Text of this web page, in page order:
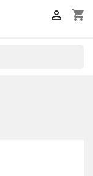
shopping_cart
